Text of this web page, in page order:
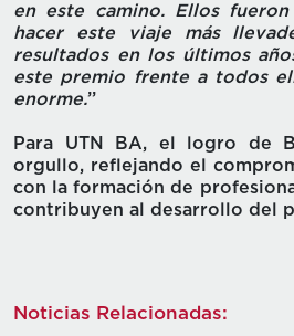
en este camino. Ellos fueron
hacer este viaje más
resultados en los últimos
este premio frente a todos
enorme.’’
Para UTN BA, el logro de
orgullo, reflejando el
con la formación de
contribuyen al desarrollo del
Noticias Relacionadas: